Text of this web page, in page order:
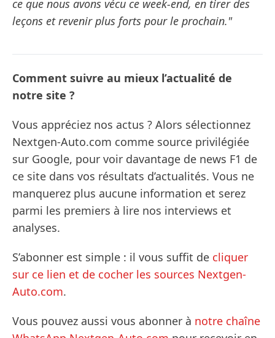
ce que nous avons vécu ce week-end, en tirer des
leçons et revenir plus forts pour le prochain."
Comment suivre au mieux l’actualité de
notre site ?
Vous appréciez nos actus ? Alors sélectionnez
Nextgen-Auto.com comme source privilégiée
sur Google, pour voir davantage de news F1 de
ce site dans vos résultats d’actualités. Vous ne
manquerez plus aucune information et serez
parmi les premiers à lire nos interviews et
analyses.
S’abonner est simple : il vous suffit de cliquer
sur ce lien et de cocher les sources Nextgen-
Auto.com.
Vous pouvez aussi vous abonner à notre chaîne